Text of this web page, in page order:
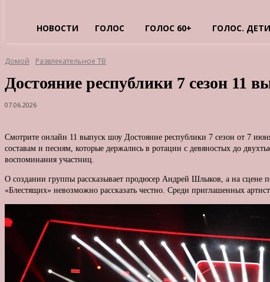
НОВОСТИ ГОЛОС ГОЛОС 60+ ГОЛОС. ДЕТИ
Домой Развлекательное ТВ
Достояние республики 7 сезон 11
07.06.2026
Смотрите онлайн 11 выпуск шоу Достояние республики 7 сезон от 7
составам и песням, которые держались в ротации с девяностых до
воспоминания участниц.
О создании группы рассказывает продюсер Андрей Шлыков, а на
«Блестящих» невозможно рассказать честно. Среди приглашенных